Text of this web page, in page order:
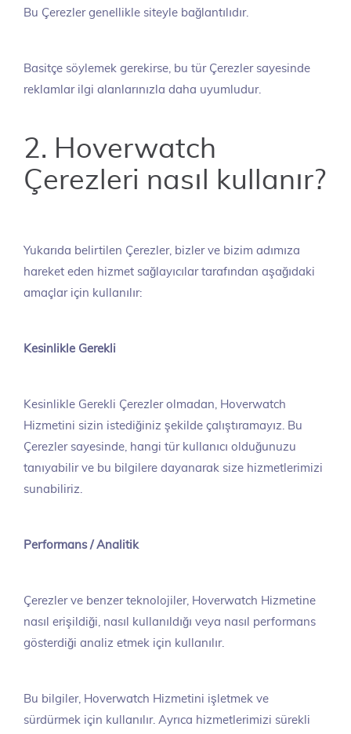
Bu Çerezler genellikle siteyle bağlantılıdır.
Basitçe söylemek gerekirse, bu tür Çerezler sayesinde
reklamlar ilgi alanlarınızla daha uyumludur.
2. Hoverwatch
Çerezleri nasıl kullanır?
Yukarıda belirtilen Çerezler, bizler ve bizim adımıza
hareket eden hizmet sağlayıcılar tarafından aşağıdaki
amaçlar için kullanılır:
Kesinlikle Gerekli
Kesinlikle Gerekli Çerezler olmadan, Hoverwatch
Hizmetini sizin istediğiniz şekilde çalıştıramayız. Bu
Çerezler sayesinde, hangi tür kullanıcı olduğunuzu
tanıyabilir ve bu bilgilere dayanarak size hizmetlerimizi
sunabiliriz.
Performans / Analitik
Çerezler ve benzer teknolojiler, Hoverwatch Hizmetine
nasıl erişildiği, nasıl kullanıldığı veya nasıl performans
gösterdiği analiz etmek için kullanılır.
Bu bilgiler, Hoverwatch Hizmetini işletmek ve
sürdürmek için kullanılır. Ayrıca hizmetlerimizi sürekli